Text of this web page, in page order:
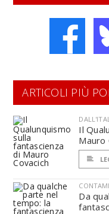
ARTICOLI PIÙ
Il
Mauro
Da